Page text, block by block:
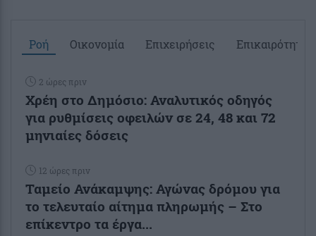
Ροή Οικονομία Επιχειρήσεις Επικαιρότητα
2 ώρες πριν
Χρέη στο Δημόσιο: Αναλυτικός οδηγός
για ρυθμίσεις οφειλών σε 24, 48 και 72
μηνιαίες δόσεις
12 ώρες πριν
Ταμείο Ανάκαμψης: Αγώνας δρόμου για
το τελευταίο αίτημα πληρωμής – Στο
επίκεντρο τα έργα...